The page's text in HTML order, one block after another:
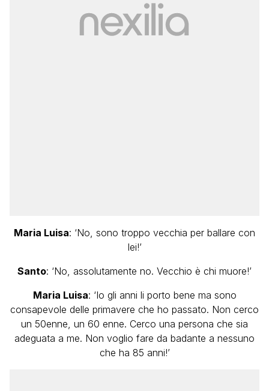
Maria Luisa: ‘No, sono troppo vecchia per ballare con
lei!’
Santo: ‘No, assolutamente no. Vecchio è chi muore!’
Maria Luisa: ‘Io gli anni li porto bene ma sono
consapevole delle primavere che ho passato. Non cerco
un 50enne, un 60 enne. Cerco una persona che sia
adeguata a me. Non voglio fare da badante a nessuno
che ha 85 anni!’